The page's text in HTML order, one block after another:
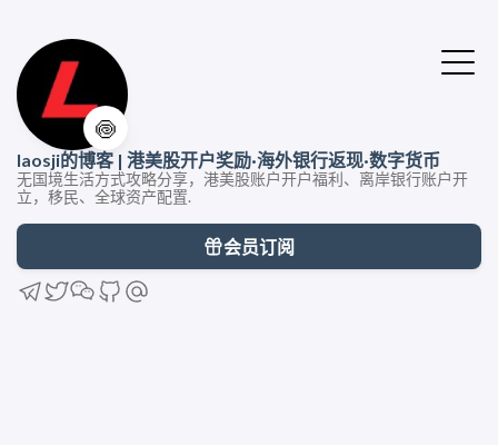
🍥
laosji的博客 | 港美股开户奖励·海外银行返现·数字货币
无国境生活方式攻略分享，港美股账户开户福利、离岸银行账户开
立，移民、全球资产配置.
会员订阅